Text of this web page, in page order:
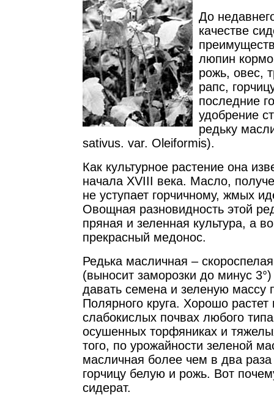
До
качестве
люпин
рожь, овес,
рапс,
последние
удобрение
редьку
sativus. var. Oleiformis).
Как культурное растение она
начала XVIII века. Масло,
не уступает горчичному, жмых
Овощная разновидность этой
пряная и зеленная культура, а
прекрасный медонос.
Редька масличная –
(выносит заморозки до минус
давать семена и зеленую массу
Полярного круга. Хорошо
слабокислых почвах любого
осушенных торфяниках и
того, по урожайности зеленой
масличная более чем в два
горчицу белую и рожь. Вот
сидерат.